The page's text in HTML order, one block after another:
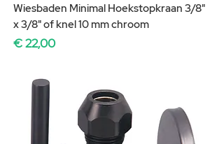
Wiesbaden Minimal Hoekstopkraan 3/8"
x 3/8" of knel 10 mm chroom
Prijs
€ 22,00